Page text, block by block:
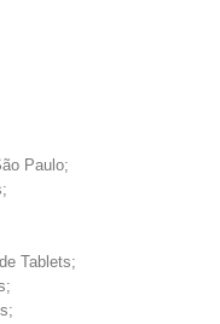
Paulo;
Tablets;